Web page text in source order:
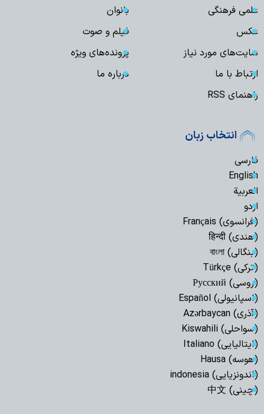
علمی فرهنگی
بانوان
عکس
فیلم و صوت
سایت‌های مورد نیاز
پرونده‌های ویژه
ارتباط با ما
درباره ما
راهنمای RSS
انتخاب زبان
فارسی
English
العربیة
اردو
(فرانسوی) Français
(هندی) हिन्दी
(بنگالی) বাংলা
(ترکی) Türkçe
(روسی) Русский
(اسپانیولی) Español
(آذری) Azərbaycan
(سواحلی) Kiswahili
(ایتالیایی) Italiano
(هوسه) Hausa
(اندونزیایی) indonesia
(چینی) 中文